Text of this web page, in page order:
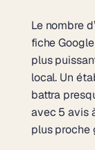
Le nombre
fiche
plus
local. Un
battra
avec 5 avis
plus proche